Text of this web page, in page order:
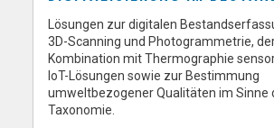
Lösungen zur digitalen
3D-Scanning und Photogrammetrie,
Kombination mit Thermographie
IoT-Lösungen sowie zur Bestimmung
umweltbezogener Qualitäten im Sinne
Taxonomie.